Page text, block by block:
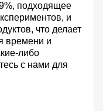
подходящее
и
что делает
времени и
либо
с нами для